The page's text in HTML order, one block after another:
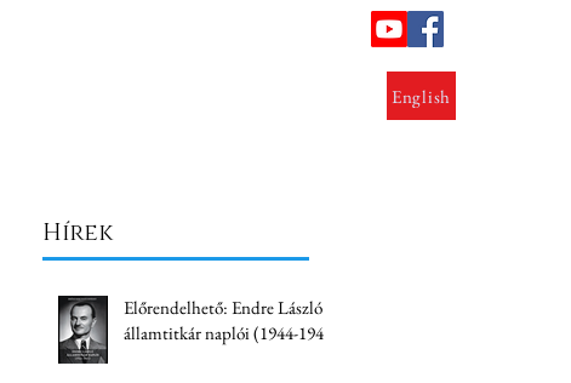
English
Hírek
Előrendelhető: Endre László
államtitkár naplói (1944-1945)